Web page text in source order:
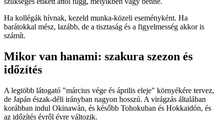
Ha kollégák hívnak, kezeld munka-közeli eseményként. Ha
barátokkal mész, lazább, de a tisztaság és a figyelmesség akkor is
számít.
Mikor van hanami: szakura szezon és
időzítés
A legtöbb látogató "március vége és április eleje" környékére tervez,
de Japán észak-déli irányban nagyon hosszú. A virágzás általában
korábban indul Okinawán, és később Tohokuban és Hokkaidón, és
az időzítés évről évre változik.